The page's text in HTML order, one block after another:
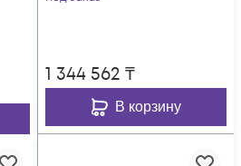
1 344 562 ₸
В корзину